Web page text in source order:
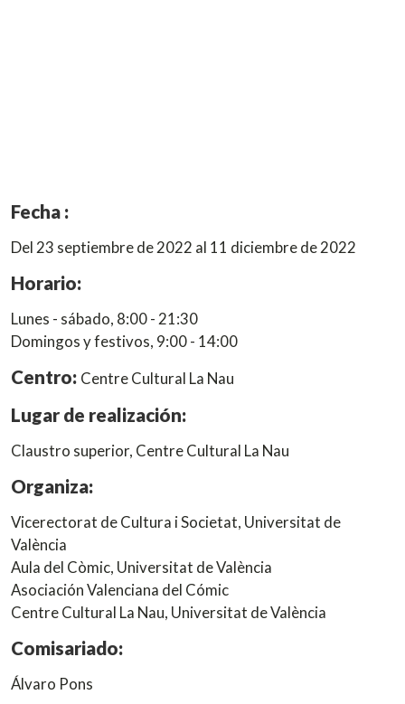
Fecha :
Del 23 septiembre de 2022 al 11 diciembre de 2022
Horario:
Lunes - sábado, 8:00 - 21:30
Domingos y festivos, 9:00 - 14:00
Centro: Centre Cultural La Nau
Lugar de realización:
Claustro superior, Centre Cultural La Nau
Organiza:
Vicerectorat de Cultura i Societat, Universitat de
València
Aula del Còmic, Universitat de València
Asociación Valenciana del Cómic
Centre Cultural La Nau, Universitat de València
Comisariado:
Álvaro Pons